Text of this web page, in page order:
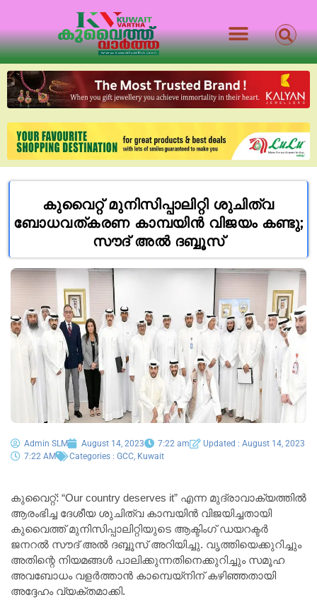
കുവൈറ്റ് മുനിസിപ്പാലിറ്റി ശുചിത്വ
ബോധവത്കരണ കാമ്പയിൻ വിജയം കണ്ടു;
സൗദ് അൽ ദബ്ബൂസ്
Admin SLM August 14, 2023 7:22 am
Updated : August 14, 2023
7:22 AM
Categories : GCC Kuwait
കുവൈറ്റ്: “Our country deserves it” എന്ന മുദ്രാവാക്യത്തിൽ
ആരംഭിച്ച ദേശീയ ശുചിത്വ കാമ്പയിൻ വിജയിച്ചതായി
കുവൈത്ത് മുനിസിപ്പാലിറ്റിയുടെ ആക്ടിംഗ് ഡയറക്ടർ
ജനറൽ സൗദ് അൽ ദബ്ബൂസ് അറിയിച്ചു. വൃത്തിയെക്കുറിച്ചും
അതിന്റെ നിയമങ്ങൾ പാലിക്കുന്നതിനെക്കുറിച്ചും സമൂഹ
അവബോധം വളർത്താൻ കാമ്പെയ്‌നിന് കഴിഞ്ഞതായി
അദ്ദേഹം വ്യക്തമാക്കി.